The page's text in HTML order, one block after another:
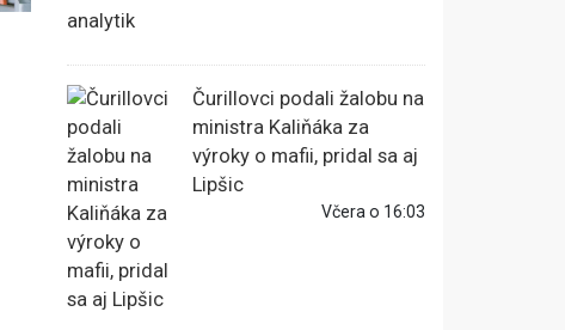
Čurillovci podali žalobu na
ministra Kaliňáka za
výroky o mafii, pridal sa aj
Lipšic
Včera o 16:03